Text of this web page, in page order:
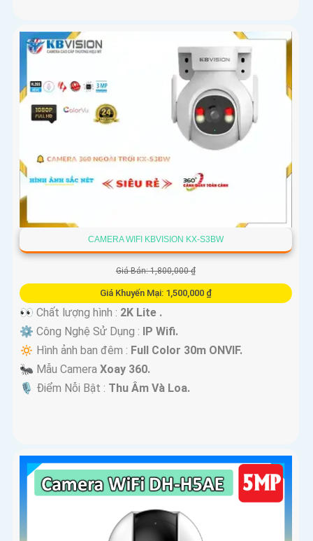
CAMERA WIFI KBVISION KX-S3BW
Giá Bán: 1,800,000 ₫
Giá Khuyến Mại: 1,500,000 ₫
️
👀 Chất lượng hình : 2K Lite .
⚙ Công Nghệ Sử Dụng :
IP Wifi.
🔅 Hình ảnh ban đêm : Full Color 30m ONVIF.
🐜 Mẫu Camera Xoay 360.
️🎙 Điểm Nỗi Bật : Thu Âm Và Loa.